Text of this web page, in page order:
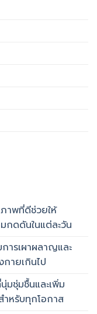
าพที่ดีช่วยให้
กดดันในแต่ละวัน
ารเผาผลาญและ
ายเกินไป
มชุ่มชื้นและเพิ่ม
หรับทุกโอกาส